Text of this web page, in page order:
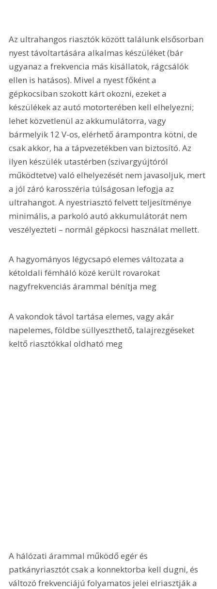
Az ultrahangos riasztók között találunk elsősorban
nyest távoltartására alkalmas készüléket (bár
ugyanaz a frekvencia más kisállatok, rágcsálók
ellen is hatásos). Mivel a nyest főként a
gépkocsiban szokott kárt okozni, ezeket a
készülékek az autó motorterében kell elhelyezni;
lehet közvetlenül az akkumulátorra, vagy
bármelyik 12 V-os, elérhető árampontra kötni, de
csak akkor, ha a tápvezetékben van biztosító. Az
ilyen készülék utastérben (szivargyújtóról
működtetve) való elhelyezését nem javasoljuk, mert
a jól záró karosszéria túlságosan lefogja az
ultrahangot. A nyestriasztó felvett teljesítménye
minimális, a parkoló autó akkumulátorát nem
veszélyezteti – normál gépkocsi használat mellett.
A hagyományos légycsapó elemes változata a
kétoldali fémháló közé került rovarokat
nagyfrekvenciás árammal bénítja meg
A vakondok távol tartása elemes, vagy akár
napelemes, földbe süllyeszthető, talajrezgéseket
keltő riasztókkal oldható meg
A hálózati árammal működő egér és
patkányriasztót csak a konnektorba kell dugni, és
változó frekvenciájú folyamatos jelei elriasztják a